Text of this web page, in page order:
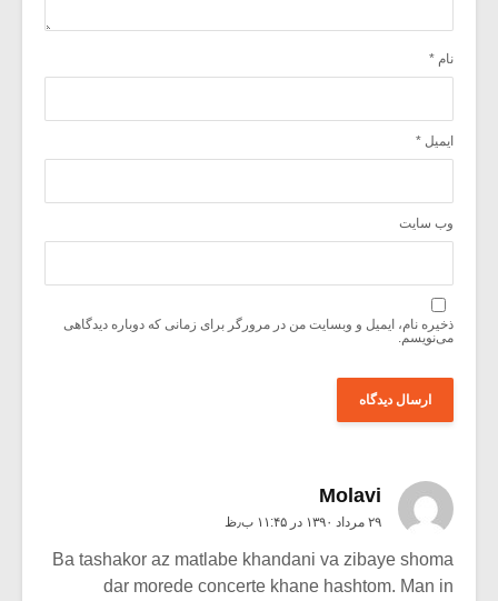
نام *
ایمیل *
وب‌ سایت
ذخیره نام، ایمیل و وبسایت من در مرورگر برای زمانی که دوباره دیدگاهی
می‌نویسم.
Molavi
۲۹ مرداد ۱۳۹۰ در ۱۱:۴۵ ب٫ظ
Ba tashakor az matlabe khandani va zibaye shoma
dar morede concerte khane hashtom. Man in